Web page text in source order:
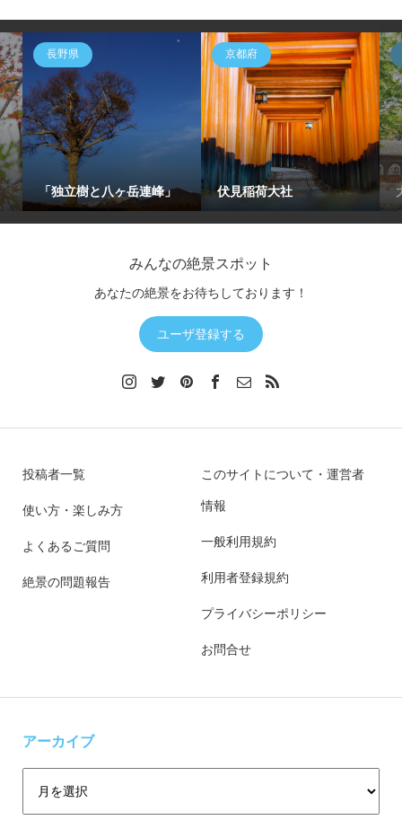
長野県
「独立樹と八ヶ岳連峰」
京都府
伏見稲荷大社
みんなの絶景スポット
あなたの絶景をお待ちしております！
ユーザ登録する
投稿者一覧
使い方・楽しみ方
よくあるご質問
絶景の問題報告
このサイトについて・運営者
情報
一般利用規約
利用者登録規約
プライバシーポリシー
お問合せ
アーカイブ